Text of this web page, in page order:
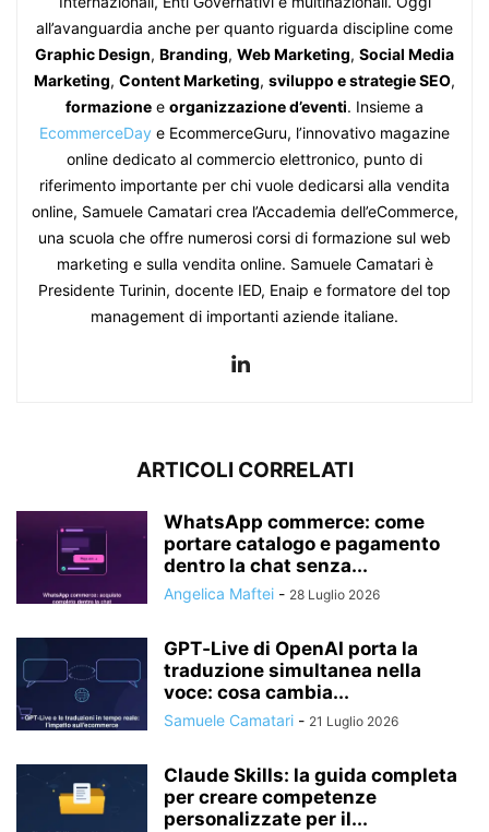
all’avanguardia anche per quanto riguarda discipline come
Graphic Design, Branding, Web Marketing, Social Media
Marketing, Content Marketing, sviluppo e strategie SEO,
formazione e organizzazione d’eventi. Insieme a
EcommerceDay e EcommerceGuru, l’innovativo magazine
online dedicato al commercio elettronico, punto di
riferimento importante per chi vuole dedicarsi alla vendita
online, Samuele Camatari crea l’Accademia dell’eCommerce,
una scuola che offre numerosi corsi di formazione sul web
marketing e sulla vendita online. Samuele Camatari è
Presidente Turinin, docente IED, Enaip e formatore del top
management di importanti aziende italiane.
ARTICOLI CORRELATI
WhatsApp commerce: come
portare catalogo e pagamento
dentro la chat senza...
Angelica Maftei - 28 Luglio 2026
GPT‑Live di OpenAI porta la
traduzione simultanea nella
voce: cosa cambia...
Samuele Camatari - 21 Luglio 2026
Claude Skills: la guida completa
per creare competenze
personalizzate per il...